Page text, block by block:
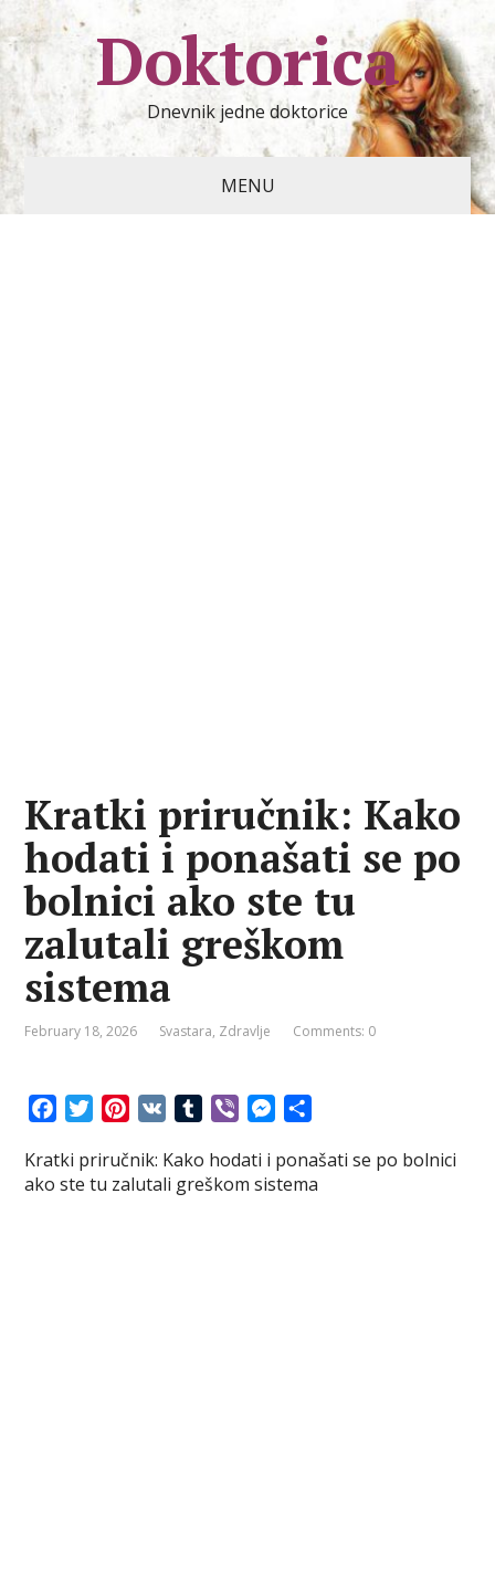
Doktorica
Dnevnik jedne doktorice
MENU
Kratki priručnik: Kako
hodati i ponašati se po
bolnici ako ste tu
zalutali greškom
sistema
February 18, 2026 Svastara, Zdravlje Comments: 0
c
e
T
i
t
n
t
m
b
b
e
M
s
s
a
r
Kratki priručnik: Kako hodati i ponašati se po bolnici
ako ste tu zalutali greškom sistema